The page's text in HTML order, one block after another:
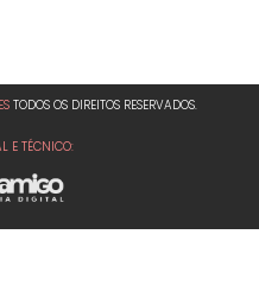
TODOS OS DIREITOS RESERVADOS.
E TÉCNICO: